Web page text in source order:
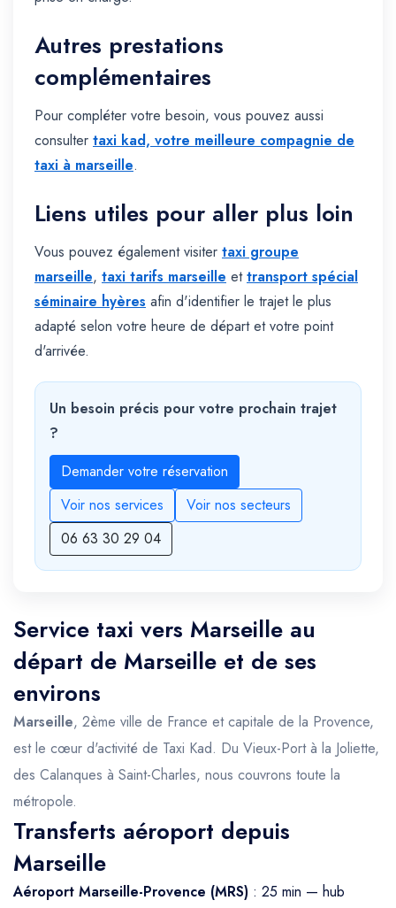
Autres prestations
complémentaires
Pour compléter votre besoin, vous pouvez aussi
consulter taxi kad, votre meilleure compagnie de
taxi à marseille.
Liens utiles pour aller plus loin
Vous pouvez également visiter taxi groupe
marseille, taxi tarifs marseille ettransport spécial
séminaire hyères afin d'identifier le trajet le plus
adapté selon votre heure de départ et votre point
d'arrivée.
Un besoin précis pour votre prochain trajet
?
Demander votre réservation
Voir nos services
Voir nos secteurs
06 63 30 29 04
Service taxi vers Marseille au
départ de Marseille et de ses
environs
Marseille, 2ème ville de France et capitale de la Provence,
est le cœur d'activité de Taxi Kad. Du Vieux-Port à la Joliette,
des Calanques à Saint-Charles, nous couvrons toute la
métropole.
Transferts aéroport depuis
Marseille
Aéroport Marseille-Provence (MRS) : 25 min — hub